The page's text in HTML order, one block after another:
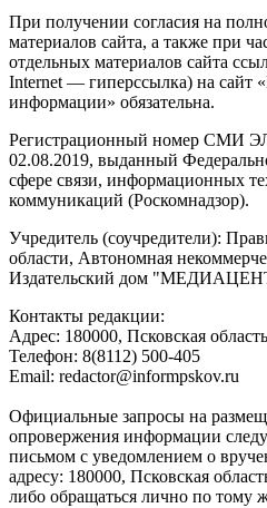
При получении согласия на
материалов сайта, а также при
отдельных материалов сайта
Internet — гиперссылка) на сайт
информации» обязательна.
Регистрационный номер СМИ
02.08.2019, выданный
сфере связи, информационных
коммуникаций (Роскомнадзор).
Учредитель (соучредители):
области, Автономная
Издательский дом
Контакты редакции:
Адреc: 180000, Псковская
Телефон: 8(8112) 500-405
Email: redactor@informpskov.ru
Официальные запросы на
опровержения информации
письмом с уведомлением о
адресу: 180000, Псковская
либо обращаться лично по тому